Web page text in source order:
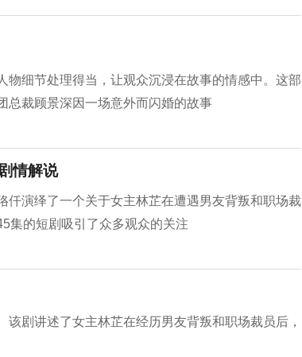
物细节处理得当，让观众沉浸在故事的情感中。这部
总裁顾景深因一场意外而闪婚的故事
情解说
仟演绎了一个关于女主林芷在遭遇男友背叛和职场裁
集的短剧吸引了众多观众的关注
剧讲述了女主林芷在经历男友背叛和职场裁员后，